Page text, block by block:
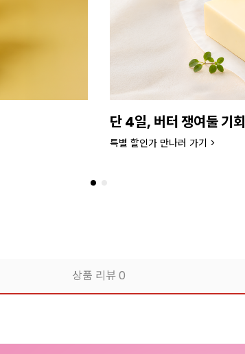
단 4일, 버터 쟁여둘 기회
특별 할인가 만나러 가기 >
상품 리뷰0